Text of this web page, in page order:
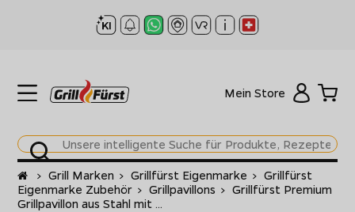
Mein Store
Startseite
> Grill Marken > Grillfürst Eigenmarke > Grillfürst
Eigenmarke Zubehör > Grillpavillons > Grillfürst Premium
Grillpavillon aus Stahl mit ...